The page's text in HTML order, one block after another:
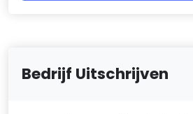
Bedrijf Uitschrijven